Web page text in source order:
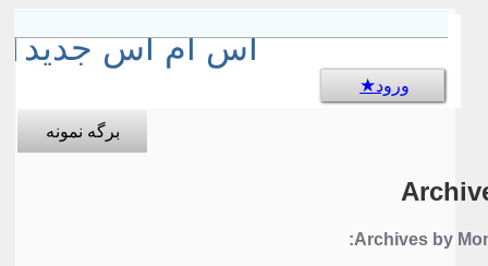
اس ام اس جدید
ورود
برگه نمونه
Archives by